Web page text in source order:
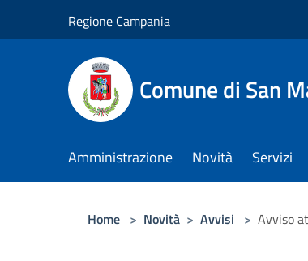
Regione Campania
Comune di San
Amministrazione Novità Servizi
Home > Novità > Avvisi > Avviso